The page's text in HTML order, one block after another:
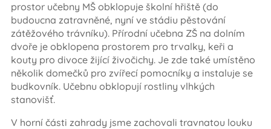
prostor učebny MŠ obklopuje školní hřiště (do
budoucna zatravněné, nyní ve stádiu pěstování
zátěžového trávníku). Přírodní učebna ZŠ na dolním
dvoře je obklopena prostorem pro trvalky, keři a
kouty pro divoce žijící živočichy. Je zde také umístěno
několik domečků pro zvířecí pomocníky a instaluje se
budkovník. Učebnu obklopují rostliny vlhkých
stanovišť.
V horní části zahrady jsme zachovali travnatou louku